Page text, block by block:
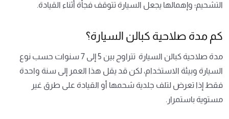
التشحيم؛ وإهمالها يجعل السيارة تتوقف فجأة أثناء القيادة.
كم مدة صلاحية كبالن السيارة؟
مدة صلاحية كبالن السيارة تتراوح بين 5 إلى 7 سنوات حسب نوع
السيارة وبيئة الاستخدام، لكن قد يقل هذا العمر إلى سنة واحدة
فقط إذا تعرض لتلف جلدية شحمها أو القيادة على طرق غير
مستوية باستمرار.